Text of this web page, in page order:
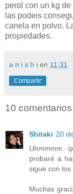
perol con un kg
las podeis
canela en polvo.
propiedades.
a n i s h i en 11:31
Compartir
10
Shitaki 20
Uhmmmm
probaré a
sigue con los
Muchas